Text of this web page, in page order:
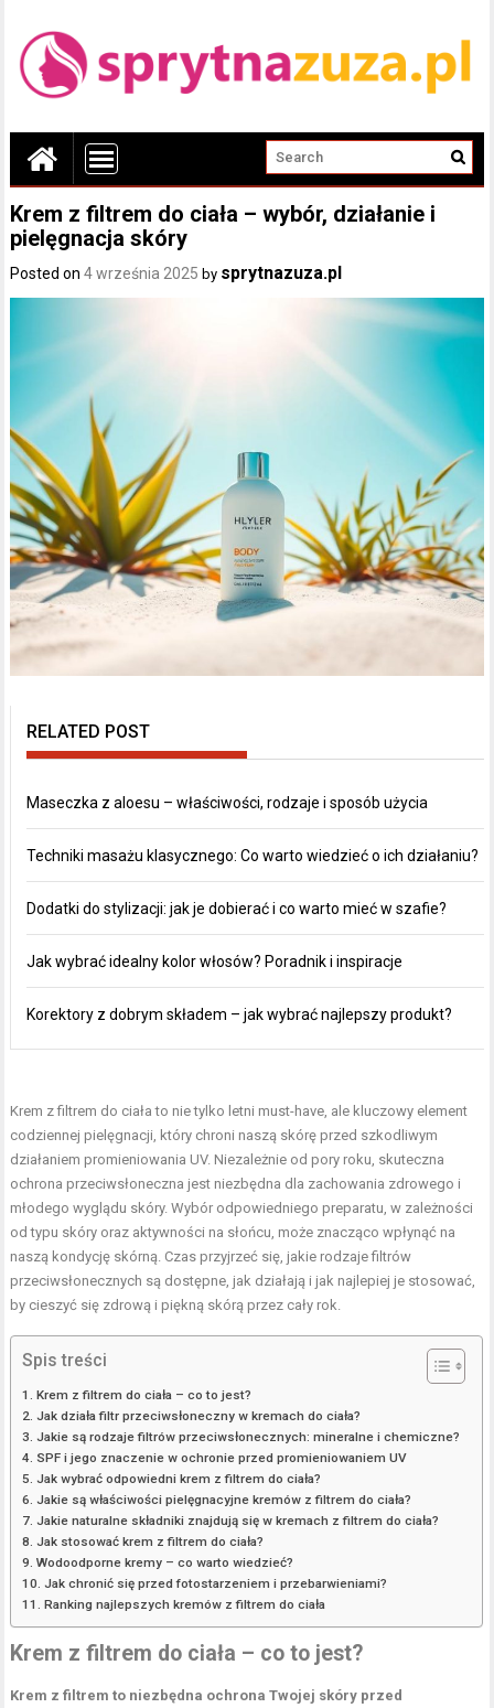
Krem z filtrem do ciała – wybór, działanie i
pielęgnacja skóry
Posted on4 września 2025 by sprytnazuza.pl
RELATED POST
Maseczka z aloesu – właściwości, rodzaje i sposób użycia
Techniki masażu klasycznego: Co warto wiedzieć o ich działaniu?
Dodatki do stylizacji: jak je dobierać i co warto mieć w szafie?
Jak wybrać idealny kolor włosów? Poradnik i inspiracje
Korektory z dobrym składem – jak wybrać najlepszy produkt?
Krem z filtrem do ciała to nie tylko letni must-have, ale kluczowy element
codziennej pielęgnacji, który chroni naszą skórę przed szkodliwym
działaniem promieniowania UV. Niezależnie od pory roku, skuteczna
ochrona przeciwsłoneczna jest niezbędna dla zachowania zdrowego i
młodego wyglądu skóry. Wybór odpowiedniego preparatu, w zależności
od typu skóry oraz aktywności na słońcu, może znacząco wpłynąć na
naszą kondycję skórną. Czas przyjrzeć się, jakie rodzaje filtrów
przeciwsłonecznych są dostępne, jak działają i jak najlepiej je stosować,
by cieszyć się zdrową i piękną skórą przez cały rok.
Spis treści
Krem z filtrem do ciała – co to jest?
Jak działa filtr przeciwsłoneczny w kremach do ciała?
Jakie są rodzaje filtrów przeciwsłonecznych: mineralne i chemiczne?
SPF i jego znaczenie w ochronie przed promieniowaniem UV
Jak wybrać odpowiedni krem z filtrem do ciała?
Jakie są właściwości pielęgnacyjne kremów z filtrem do ciała?
Jakie naturalne składniki znajdują się w kremach z filtrem do ciała?
Jak stosować krem z filtrem do ciała?
Wodoodporne kremy – co warto wiedzieć?
Jak chronić się przed fotostarzeniem i przebarwieniami?
Ranking najlepszych kremów z filtrem do ciała
Krem z filtrem do ciała – co to jest?
Krem z filtrem to niezbędna ochrona Twojej skóry przed